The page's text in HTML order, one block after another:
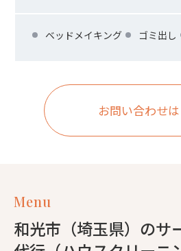
ベッドメイキング ゴミ出し
お問い合わせ
Menu
和光市（埼玉県）のサ